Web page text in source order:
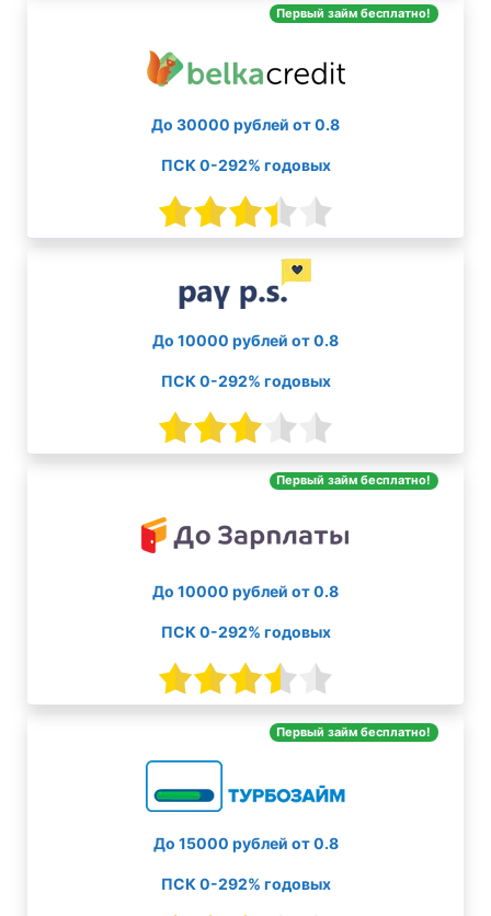
Первый займ бесплатно!
До 30000 рублей от 0.8
ПСК 0-292% годовых
До 10000 рублей от 0.8
ПСК 0-292% годовых
Первый займ бесплатно!
До 10000 рублей от 0.8
ПСК 0-292% годовых
Первый займ бесплатно!
До 15000 рублей от 0.8
ПСК 0-292% годовых